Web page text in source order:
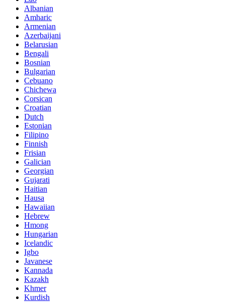
Albanian
Amharic
Armenian
Azerbaijani
Belarusian
Bengali
Bosnian
Bulgarian
Cebuano
Chichewa
Corsican
Croatian
Dutch
Estonian
Filipino
Finnish
Frisian
Galician
Georgian
Gujarati
Haitian
Hausa
Hawaiian
Hebrew
Hmong
Hungarian
Icelandic
Igbo
Javanese
Kannada
Kazakh
Khmer
Kurdish